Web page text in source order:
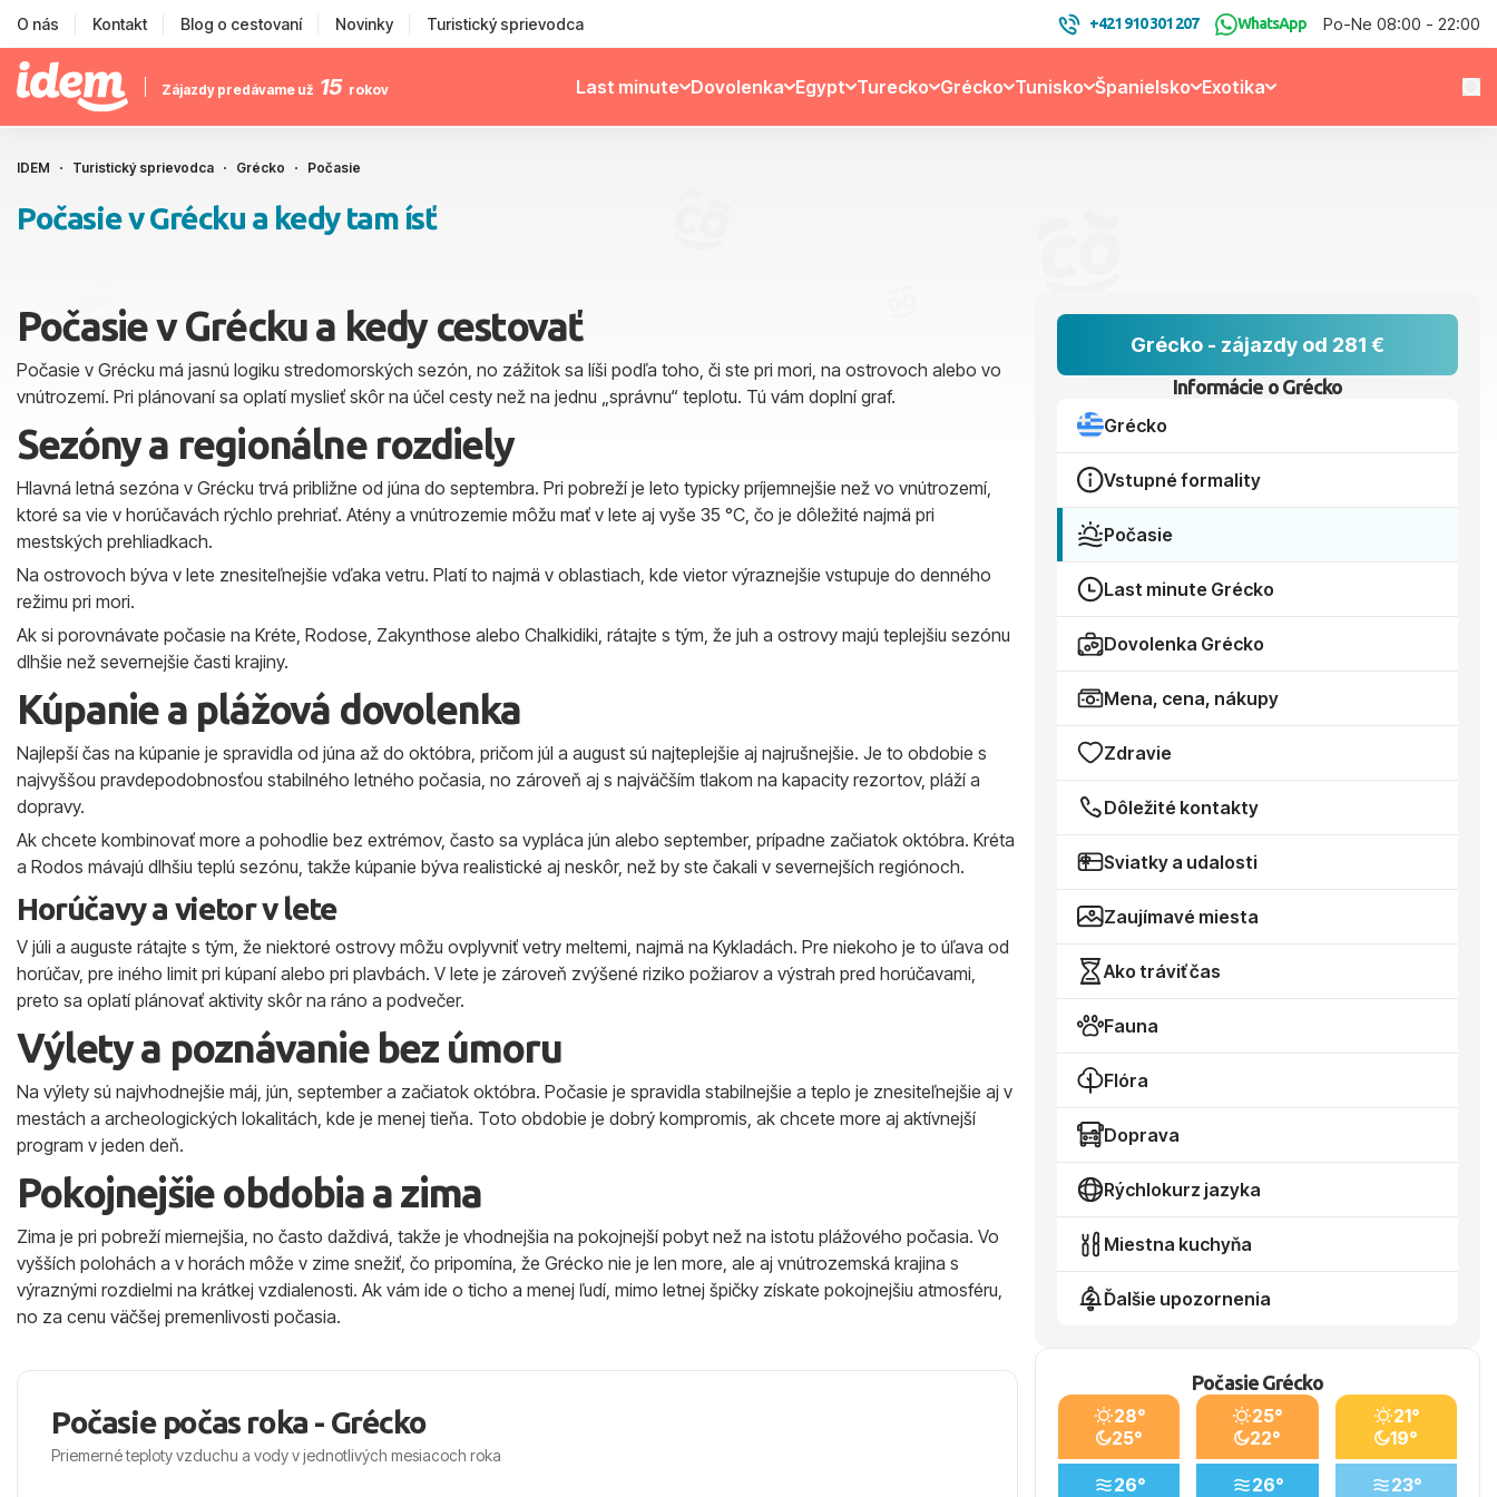
O nás Kontakt Blog o cestovaní Novinky Turistický sprievodca +421 910 301 207 WhatsApp Po-Ne 08:00 - 22:00
Zájazdy predávame už 15 rokov Last minute Dovolenka Egypt Turecko Grécko Tunisko Španielsko Exotika
IDEM Turistický sprievodca Grécko Počasie
Počasie v Grécku a kedy tam ísť
Počasie v Grécku a kedy cestovať
Počasie v Grécku má jasnú logiku stredomorských sezón, no zážitok sa líši podľa toho, či ste pri mori, na ostrovoch alebo vo
vnútrozemí. Pri plánovaní sa oplatí myslieť skôr na účel cesty než na jednu „správnu“ teplotu. Tú vám doplní graf.
Sezóny a regionálne rozdiely
Hlavná letná sezóna v Grécku trvá približne od júna do septembra. Pri pobreží je leto typicky príjemnejšie než vo vnútrozemí,
ktoré sa vie v horúčavách rýchlo prehriať. Atény a vnútrozemie môžu mať v lete aj vyše 35 °C, čo je dôležité najmä pri
mestských prehliadkach.
Na ostrovoch býva v lete znesiteľnejšie vďaka vetru. Platí to najmä v oblastiach, kde vietor výraznejšie vstupuje do denného
režimu pri mori.
Ak si porovnávate počasie na Kréte, Rodose, Zakynthose alebo Chalkidiki, rátajte s tým, že juh a ostrovy majú teplejšiu sezónu
dlhšie než severnejšie časti krajiny.
Kúpanie a plážová dovolenka
Najlepší čas na kúpanie je spravidla od júna až do októbra, pričom júl a august sú najteplejšie aj najrušnejšie. Je to obdobie s
najvyššou pravdepodobnosťou stabilného letného počasia, no zároveň aj s najväčším tlakom na kapacity rezortov, pláží a
dopravy.
Ak chcete kombinovať more a pohodlie bez extrémov, často sa vypláca jún alebo september, prípadne začiatok októbra. Kréta
a Rodos mávajú dlhšiu teplú sezónu, takže kúpanie býva realistické aj neskôr, než by ste čakali v severnejších regiónoch.
Horúčavy a vietor v lete
V júli a auguste rátajte s tým, že niektoré ostrovy môžu ovplyvniť vetry meltemi, najmä na Kykladách. Pre niekoho je to úľava od
horúčav, pre iného limit pri kúpaní alebo pri plavbách. V lete je zároveň zvýšené riziko požiarov a výstrah pred horúčavami,
preto sa oplatí plánovať aktivity skôr na ráno a podvečer.
Výlety a poznávanie bez úmoru
Na výlety sú najvhodnejšie máj, jún, september a začiatok októbra. Počasie je spravidla stabilnejšie a teplo je znesiteľnejšie aj v
mestách a archeologických lokalitách, kde je menej tieňa. Toto obdobie je dobrý kompromis, ak chcete more aj aktívnejší
program v jeden deň.
Pokojnejšie obdobia a zima
Zima je pri pobreží miernejšia, no často daždivá, takže je vhodnejšia na pokojnejší pobyt než na istotu plážového počasia. Vo
vyšších polohách a v horách môže v zime snežiť, čo pripomína, že Grécko nie je len more, ale aj vnútrozemská krajina s
výraznými rozdielmi na krátkej vzdialenosti. Ak vám ide o ticho a menej ľudí, mimo letnej špičky získate pokojnejšiu atmosféru,
no za cenu väčšej premenlivosti počasia.
Počasie počas roka - Grécko
Priemerné teploty vzduchu a vody v jednotlivých mesiacoch roka
Grécko - zájazdy od 281 €
Informácie o Grécko
Grécko
Vstupné formality
Počasie
Last minute Grécko
Dovolenka Grécko
Mena, cena, nákupy
Zdravie
Dôležité kontakty
Sviatky a udalosti
Zaujímavé miesta
Ako tráviť čas
Fauna
Flóra
Doprava
Rýchlokurz jazyka
Miestna kuchyňa
Ďalšie upozornenia
Počasie Grécko
28°
25°
26°
25°
22°
26°
21°
19°
23°